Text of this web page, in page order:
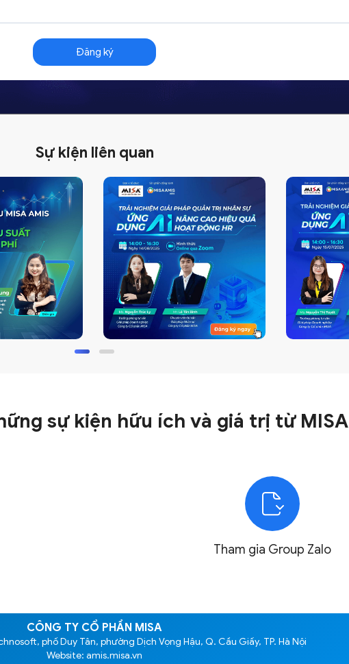
Sự kiện liên quan
sự kiện hữu ích và giá trị từ MISA
Tham gia Group Zalo
CÔNG TY CỔ PHẦN MISA
phố Duy Tân, phường Dịch Vọng Hậu, Q. Cầu Giấy, TP. Hà Nội
Website: amis.misa.vn